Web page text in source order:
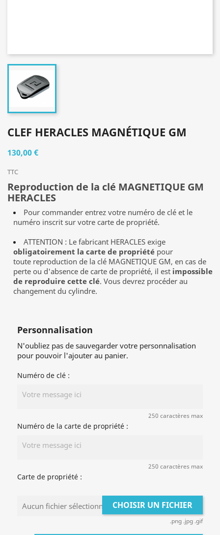
CLEF HERACLES MAGNÉTIQUE GM
130,00 €
TTC
Reproduction de la clé MAGNETIQUE GM
HERACLES
Pour commander entrez votre numéro de clé et le
numéro inscrit sur votre carte de propriété.
ATTENTION : Le fabricant HERACLES exige
obligatoirement la carte de propriété pour
toute reproduction de la clé MAGNETIQUE GM, en cas de
perte ou d'absence de carte de propriété, il est impossible
de reproduire cette clé. Vous devrez procéder au
changement du cylindre.
Personnalisation
N'oubliez pas de sauvegarder votre personnalisation
pour pouvoir l'ajouter au panier.
Numéro de clé :
250 caractères max
Numéro de la carte de propriété :
250 caractères max
Carte de propriété :
Aucun fichier sélectionné CHOISIR UN FICHIER
.png .jpg .gif